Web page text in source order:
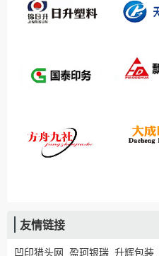
友情链接
凹印猎头网 盈珂银瑞 升辉包装